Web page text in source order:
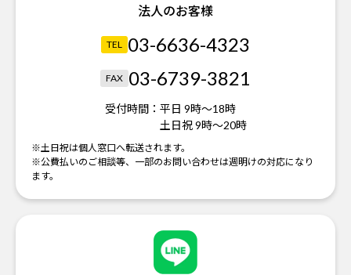
法人のお客様
TEL 03-6636-4323
FAX 03-6739-3821
受付時間： 平日 9時～18時
土日祝 9時～20時
※土日祝は個人窓口へ転送されます。
※公費払いのご相談等、一部のお問い合わせは週明けの対応になり
ます。